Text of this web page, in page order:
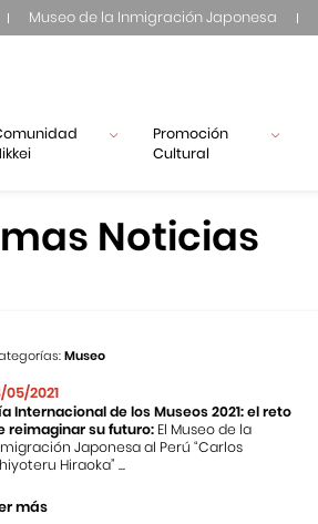
Museo de la Inmigración Japonesa
Promoción
Cultural
Noticias
Museo
05/2021
Internacional de los Museos 2021: el reto
reimaginar su futuro: El Museo de la
Japonesa al Perú “Carlos
Hiraoka” ...
más